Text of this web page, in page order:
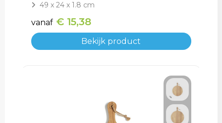
49 x 24 x 1.8 cm
vanaf € 15,38
Bekijk product